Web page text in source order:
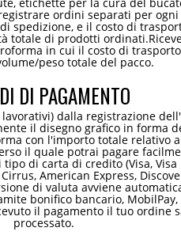
ordini separati per
spedizione, e il costo di
totale di prodotti
in cui il costo di
peso totale del pacco.
DI PAGAMENTO
dalla registrazione
il disegno grafico in forma
con l'importo totale relativo
il quale potrai pagare
di carta di credito (Visa, Visa
American Express,
di valuta avviene
bonifico bancario, MobilPay,
il pagamento il tuo ordine
processato.